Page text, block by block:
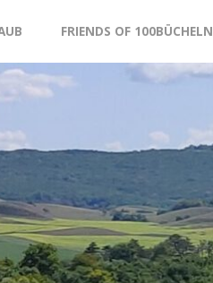
FRIENDS OF 100BÜCHELN